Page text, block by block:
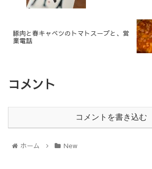
豚肉と春キャベツのトマトスープと、営
業電話
コメント
コメントを書き込む
ホーム New